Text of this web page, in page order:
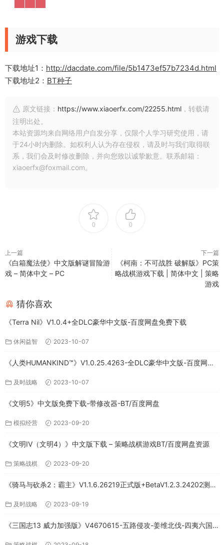
游戏下载
下载地址1： http://dacdate.com/file/5b1473ef57b7234d.html
下载地址2： BT种子
原文链接： https://www.xiaoerfx.com/22255.html ，转载请
注明出处。
本站资源均来自网络用户自发分享，仅限个人学习研究使用，请
于24小时内删除。如权利人认为存在侵权，请及时与我们取得联
系，我们会及时修改删除，并向您致以诚挚歉意。联系邮箱：
xiaoerfx@foxmail.com。
0 0
上一篇
《白箱魔法使》中文版解谜冒险游
戏 – 简体中文 – PC
下一篇
《柯南：不可战胜 破解版》PC策
略战棋游戏下载 | 简体中文 | 策略
游戏
猜你喜欢
《Terra Nil》V1.0.4+全DLC豪华中文版-百度网盘免费下载
休闲益智 2023-10-07
《人类HUMANKIND™》V1.0.25.4263-全DLC豪华中文版-百度网盘
及时战略 2023-10-07
《文明5》中文版免费下载-带修改器-BT/百度网盘
模拟经营 2023-09-20
《文明IV（文明4）》中文版下载 – 策略战棋游戏BT/百度网盘资源
策略战棋 2023-09-20
《骑马与砍杀2：霸主》V1.1.6.26219正式版+BetaV1.2.3.24202测试
及时战略 2023-09-19
《三国志13 威力加强版》V4670615-五路侵攻-姜维北伐-四夷六国